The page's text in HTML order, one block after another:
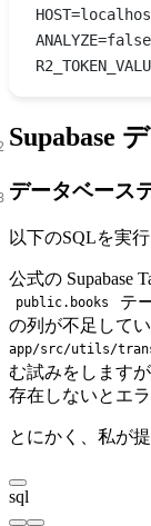
Supabase
データベース
以下のSQLを実
公式の Supabase
public.books テ
の列が不足してい
app/src/utils/
む試みをしますが
存在しないとエ
とにかく、私が
sql